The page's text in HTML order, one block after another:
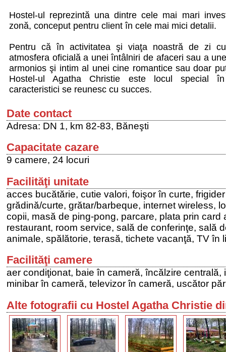
Hostel-ul reprezintă una dintre cele mai mari
zonă, conceput pentru client în cele mai mici detalii.
Pentru că în activitatea şi viaţa noastră de zi
atmosfera oficială a unei întâlniri de afaceri sau a
armonios şi intim al unei cine romantice sau doar
Hostel-ul Agatha Christie este locul special
caracteristici se reunesc cu succes.
Date contact
Adresa: DN 1, km 82-83, Băneşti
Capacitate cazare
9 camere, 24 locuri
Facilităţi unitate
acces bucătărie, cutie valori, foişor în curte,
grădină/curte, grătar/barbeque, internet wireless,
copii, masă de ping-pong, parcare, plata prin card
restaurant, room service, sală de conferinţe, sală
animale, spălătorie, terasă, tichete vacanţă, TV în
Facilităţi camere
aer condiţionat, baie în cameră, încălzire centrală,
minibar în cameră, televizor în cameră, uscător păr
Alte fotografii cu Hostel Agatha Christie